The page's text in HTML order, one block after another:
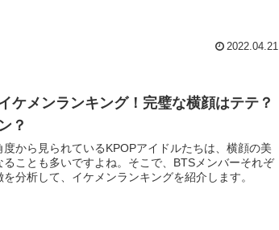
2022.04.21
ケメンランキング！完璧な横顔はテテ？
？
度から見られているKPOPアイドルたちは、横顔の美
ることも多いですよね。そこで、BTSメンバーそれぞ
分析して、イケメンランキングを紹介します。